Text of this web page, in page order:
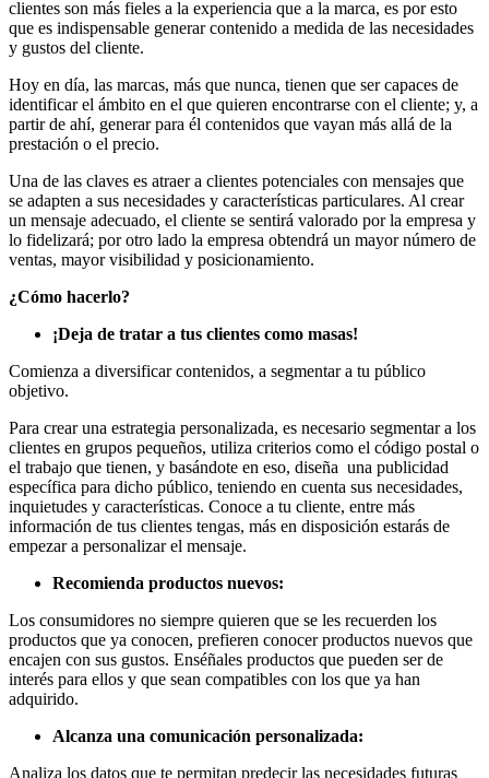
del
Marketing
en
LATAM
|
Bitácora
social
de
Mercadeo
Interactivo,
Medios,
Publicidad,
Marketing,
Campañas
Publicitarias,
Agencias,
Empresas,
Tendencias,
Trendings,
Economía,
Diseño
Web,
Móviles,
Estrategias
Digitales,
Estrategias
Alianzas,
Innovación,
Tecnología,
Noticias,
Artículos,
Gente,
Calidad,
clientes son más fieles a la experiencia que a la marca, es por esto
que es indispensable generar contenido a medida de las necesidades
y gustos del cliente.
Hoy en día, las marcas, más que nunca, tienen que ser capaces de
identificar el ámbito en el que quieren encontrarse con el cliente; y, a
partir de ahí, generar para él contenidos que vayan más allá de la
prestación o el precio.
Una de las claves es atraer a clientes potenciales con mensajes que
se adapten a sus necesidades y características particulares. Al crear
un mensaje adecuado, el cliente se sentirá valorado por la empresa y
lo fidelizará; por otro lado la empresa obtendrá un mayor número de
ventas, mayor visibilidad y posicionamiento.
¿Cómo hacerlo?
¡Deja de tratar a tus clientes como masas!
Comienza a diversificar contenidos, a segmentar a tu público
objetivo.
Para crear una estrategia personalizada, es necesario segmentar a los
clientes en grupos pequeños, utiliza criterios como el código postal o
el trabajo que tienen, y basándote en eso, diseña una publicidad
específica para dicho público, teniendo en cuenta sus necesidades,
inquietudes y características. Conoce a tu cliente, entre más
información de tus clientes tengas, más en disposición estarás de
empezar a personalizar el mensaje.
Recomienda productos nuevos:
Los consumidores no siempre quieren que se les recuerden los
productos que ya conocen, prefieren conocer productos nuevos que
encajen con sus gustos. Enséñales productos que pueden ser de
interés para ellos y que sean compatibles con los que ya han
adquirido.
Alcanza una comunicación personalizada:
Analiza los datos que te permitan predecir las necesidades futuras